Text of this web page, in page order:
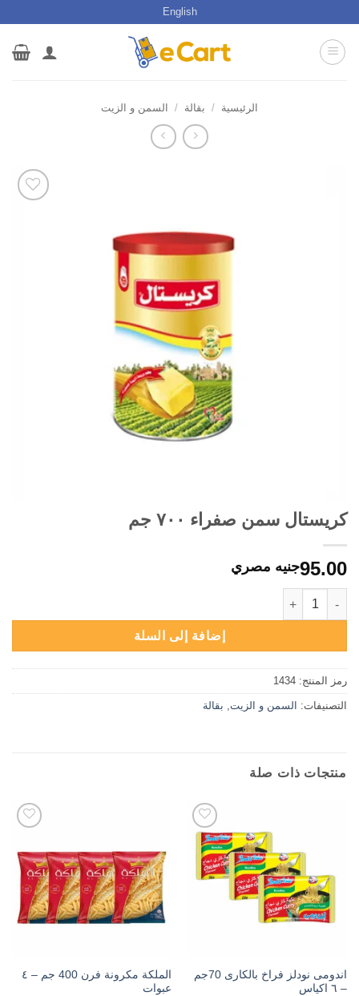
English
الرئيسية / بقالة / السمن و الزيت
كريستال سمن صفراء ٧٠٠ جم
95.00جنيه مصري
كمية كريستال سمن صفراء ٧٠٠ جم
إضافة إلى السلة
رمز المنتج: 1434
التصنيفات: السمن و الزيت بقالة
منتجات ذات صلة
اندومى نودلز فراخ بالكارى 70جم
– ٦ اكياس
الملكة مكرونة فرن 400 جم – ٤
عبوات